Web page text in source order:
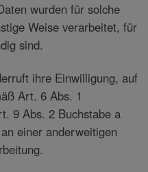
wurden für solche
Weise verarbeitet, für
sind.
ihre Einwilligung, auf
Art. 6 Abs. 1
9 Abs. 2 Buchstabe a
einer anderweitigen